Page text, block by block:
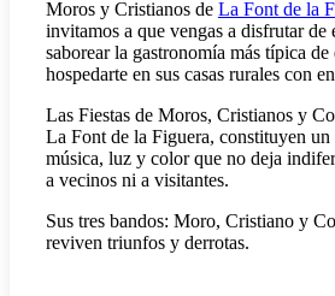
Moros y Cristianos de La Font de la
invitamos a que vengas a disfrutar de
saborear la gastronomía más típica
hospedarte en sus casas rurales con
Las Fiestas de Moros, Cristianos y
La Font de la Figuera, constituyen un
música, luz y color que no deja
a vecinos ni a visitantes.
Sus tres bandos: Moro, Cristiano y
reviven triunfos y derrotas.